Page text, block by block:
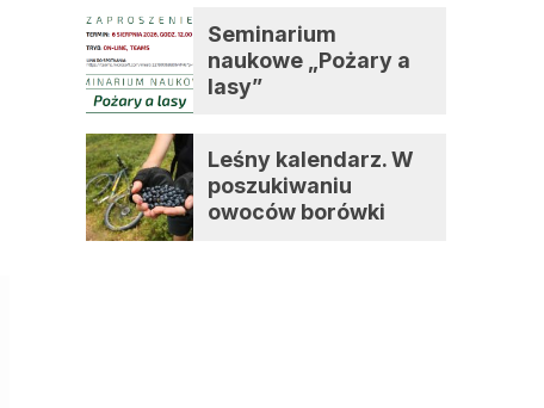
Seminarium
naukowe „Pożary a
lasy”
Leśny kalendarz. W
poszukiwaniu
owoców borówki